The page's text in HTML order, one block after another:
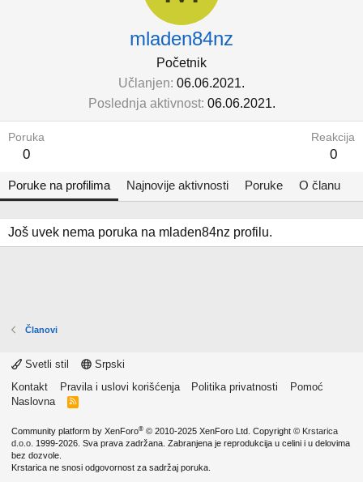
mladen84nz
Početnik
Učlanjen 06.06.2021.
Poslednja aktivnost 06.06.2021.
Poruka
0
Reakcija
0
Poruke na profilima Najnovije aktivnosti Poruke O članu
Još uvek nema poruka na mladen84nz profilu.
Članovi
Svetli stil
Srpski
Kontakt
Pravila i uslovi korišćenja Politika privatnosti
Pomoć
Naslovna
R
Community platform by XenForo® © 2010-2025 XenForo Ltd. Copyright © Krstarica
d.o.o. 1999-2026. Sva prava zadržana. Zabranjena je reprodukcija u celini i u delovima
bez dozvole.
Krstarica ne snosi odgovornost za sadržaj poruka.